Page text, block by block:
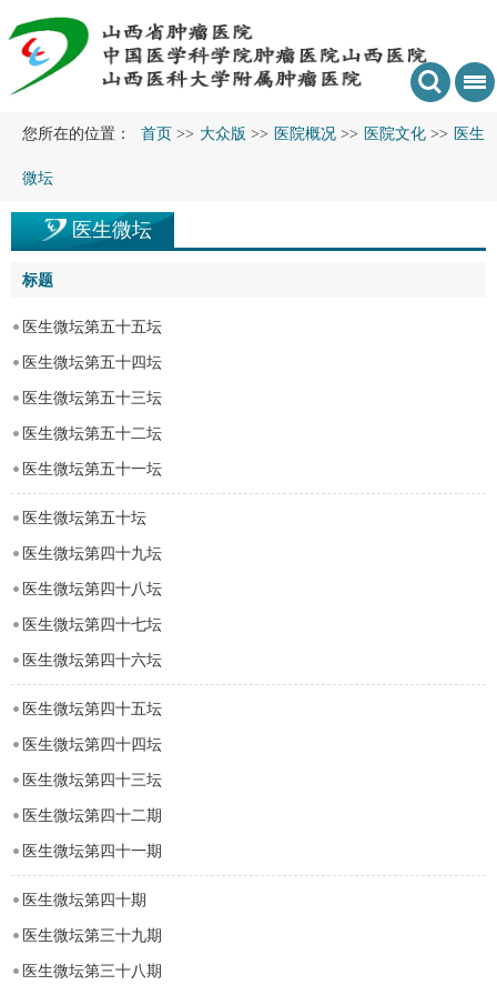
您所在的位置： 首页 >> 大众版 >> 医院概况 >> 医院文化 >> 医生
微坛
医生微坛
标题
医生微坛第五十五坛
医生微坛第五十四坛
医生微坛第五十三坛
医生微坛第五十二坛
医生微坛第五十一坛
医生微坛第五十坛
医生微坛第四十九坛
医生微坛第四十八坛
医生微坛第四十七坛
医生微坛第四十六坛
医生微坛第四十五坛
医生微坛第四十四坛
医生微坛第四十三坛
医生微坛第四十二期
医生微坛第四十一期
医生微坛第四十期
医生微坛第三十九期
医生微坛第三十八期